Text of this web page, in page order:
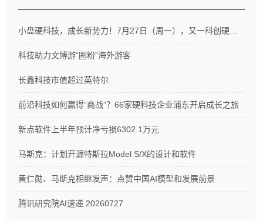
科技助力文博游“圈粉”海外游客
长鑫科技市值超过英特尔
前沿科技如何赢得“商战”？66家硬科技企业浦东开启成长之旅
新点软件上半年预计净亏损6302.1万元
马斯克：计划开源特斯拉Model S/X的设计和软件
黄仁勋、马斯克相继发声：点赞中国AI模型和发展前景
腾讯研究院AI速递 20260727